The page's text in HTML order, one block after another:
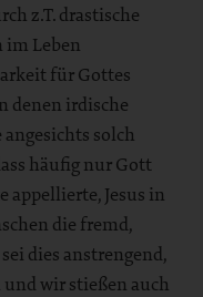
z.T. drastische
im Leben
für Gottes
denen irdische
angesichts solch
häufig nur Gott
appellierte, Jesus in
die fremd,
dies anstrengend,
wir stießen auch